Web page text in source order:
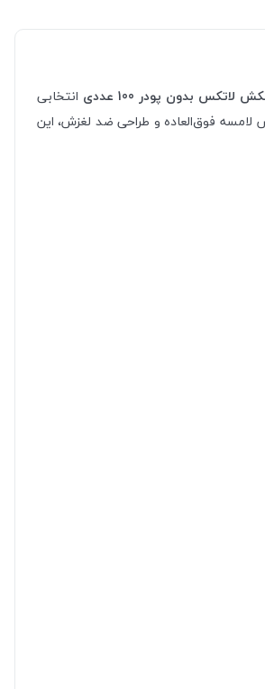
لاتکس بدون پودر 100 عددی
انتخابی
فوق‌العاده و طراحی ضد لغزش، این